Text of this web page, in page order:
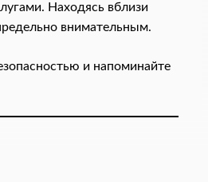
Находясь вблизи
внимательным.
и напоминайте